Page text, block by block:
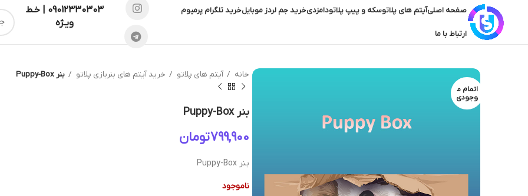
صفحه اصلیآیتم های پلاتوسکه و پیپ پلاتودامزدیخرید جم لردز موبایلخرید تلگرام پرمیوم
ارتباط با ما
09012330303 | خـط
ویـژه
اتمام م
وجودی
خانه آیتم های پلاتو خرید آیتم های بنربازی پلاتو بنر Puppy-Box
بنر Puppy-Box
تومان
بنر Puppy-Box
ناموجود